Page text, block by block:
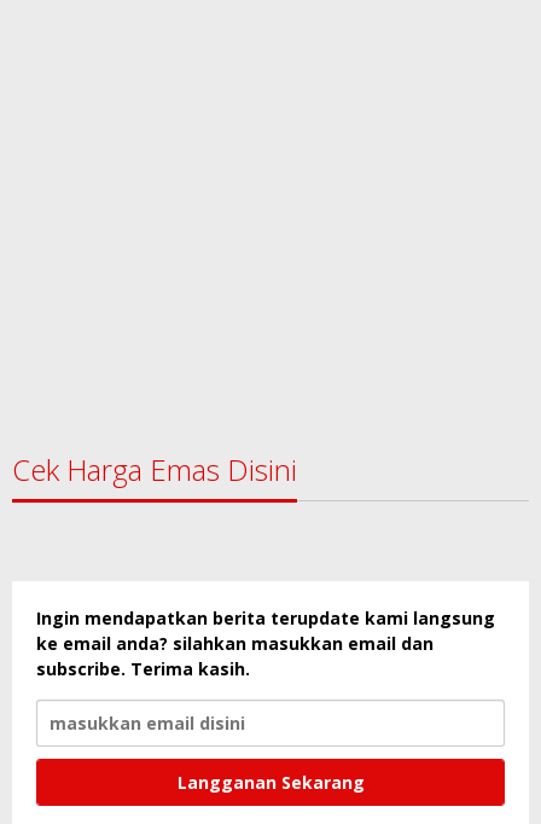
Cek Harga Emas Disini
Ingin mendapatkan berita terupdate kami langsung
ke email anda? silahkan masukkan email dan
subscribe. Terima kasih.